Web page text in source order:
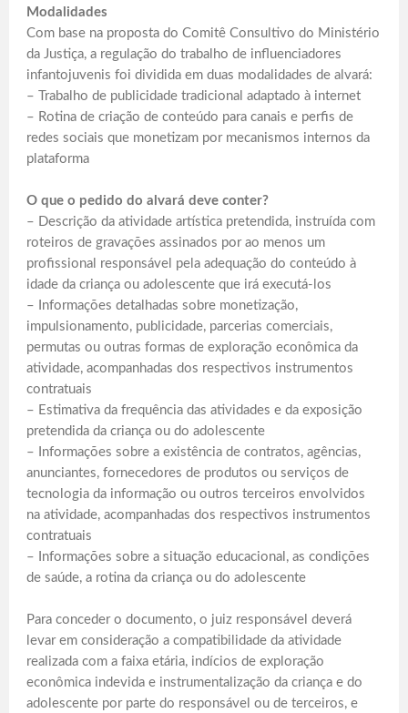
Modalidades
Com base na proposta do Comitê Consultivo do Ministério
da Justiça, a regulação do trabalho de influenciadores
infantojuvenis foi dividida em duas modalidades de alvará:
– Trabalho de publicidade tradicional adaptado à internet
– Rotina de criação de conteúdo para canais e perfis de
redes sociais que monetizam por mecanismos internos da
plataforma
O que o pedido do alvará deve conter?
– Descrição da atividade artística pretendida, instruída com
roteiros de gravações assinados por ao menos um
profissional responsável pela adequação do conteúdo à
idade da criança ou adolescente que irá executá-los
– Informações detalhadas sobre monetização,
impulsionamento, publicidade, parcerias comerciais,
permutas ou outras formas de exploração econômica da
atividade, acompanhadas dos respectivos instrumentos
contratuais
– Estimativa da frequência das atividades e da exposição
pretendida da criança ou do adolescente
– Informações sobre a existência de contratos, agências,
anunciantes, fornecedores de produtos ou serviços de
tecnologia da informação ou outros terceiros envolvidos
na atividade, acompanhadas dos respectivos instrumentos
contratuais
– Informações sobre a situação educacional, as condições
de saúde, a rotina da criança ou do adolescente
Para conceder o documento, o juiz responsável deverá
levar em consideração a compatibilidade da atividade
realizada com a faixa etária, indícios de exploração
econômica indevida e instrumentalização da criança e do
adolescente por parte do responsável ou de terceiros, e